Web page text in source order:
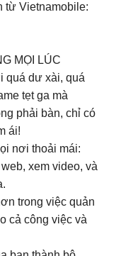
từ Vietnamobile:
MỌI LÚC
quá dư xài, quá
tẹt ga mà
phải bàn, chỉ có
ái!
nơi thoải mái:
xem video, và
trong việc quản
cả công việc và